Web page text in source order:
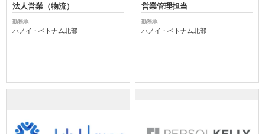
法人営業（物流）
勤務地
ハノイ・ベトナム北部
営業管理担当
勤務地
ハノイ・ベトナム北部